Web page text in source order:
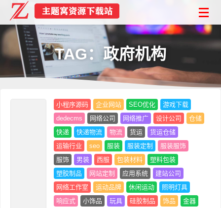
TAG：政府机构
小程序源码 企业网站 SEO优化
游戏下载
dedecms
网络公司 网络推广 设计公司
仓储
快递
快递物流 物流 货运
货运仓储
运输行业
seo 服装 服装定制
服装服饰
服饰
男装 西服 包装材料
塑料包装
塑胶制品
网站定制 应用系统
建站公司
网络工作室
运动品牌 休闲运动
照明灯具
响应式
小饰品 玩具 硅胶制品 饰品
金器